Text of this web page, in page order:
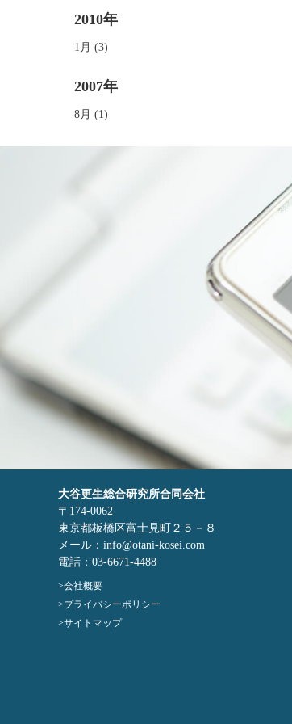
2010年
1月 (3)
2007年
8月 (1)
大谷更生総合研究所合同会社
〒174-0062
東京都板橋区富士見町２５－８
メール：info@otani-kosei.com
電話：03-6671-4488
会社概要
プライバシーポリシー
サイトマップ